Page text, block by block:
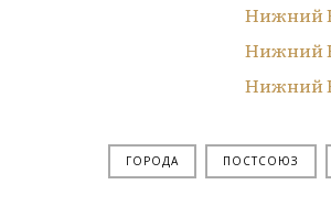
Нижний
Нижний
Нижний
ГОРОДА ПОСТСОЮЗ